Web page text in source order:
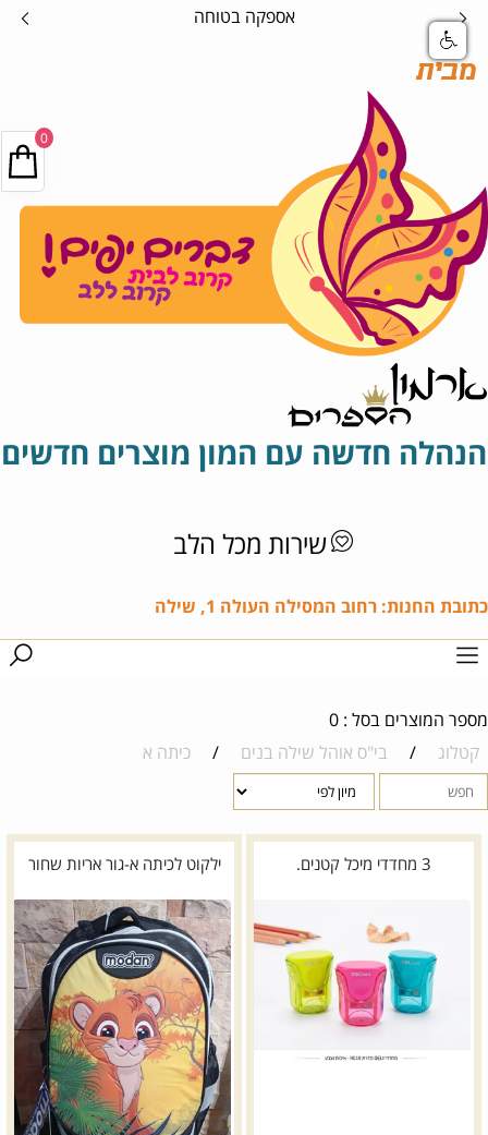
אספקה בטוחה
מבית
הנהלה חדשה עם המון מוצרים חדשים
שירות מכל הלב
כתובת החנות: רחוב המסילה העולה 1, שילה
מספר המוצרים בסל : 0
קטלוג
/ בי"ס אוהל שילה בנים / כיתה א
0
3 מחדדי מיכל קטנים. ילקוט לכיתה א-גור אריות שחור